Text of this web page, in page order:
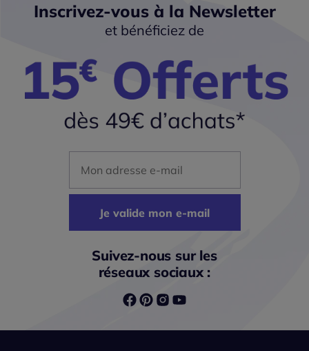
Inscrivez-vous à la Newsletter
et bénéficiez de
Je valide mon e-mail
Suivez-nous sur les
réseaux sociaux :